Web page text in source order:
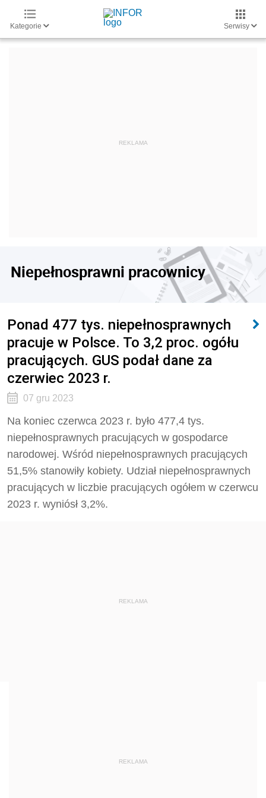
Kategorie Serwisy
Niepełnosprawni pracownicy
Ponad 477 tys. niepełnosprawnych
pracuje w Polsce. To 3,2 proc. ogółu
pracujących. GUS podał dane za
czerwiec 2023 r.
07 gru 2023
Na koniec czerwca 2023 r. było 477,4 tys.
niepełnosprawnych pracujących w gospodarce
narodowej. Wśród niepełnosprawnych pracujących
51,5% stanowiły kobiety. Udział niepełnosprawnych
pracujących w liczbie pracujących ogółem w czerwcu
2023 r. wyniósł 3,2%.
REKLAMA
REKLAMA